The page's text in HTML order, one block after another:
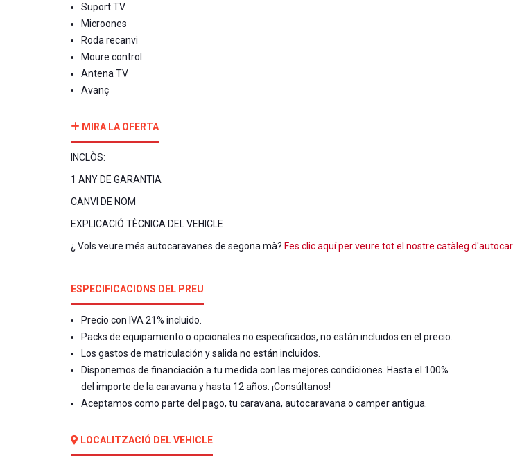
Suport TV
Microones
Roda recanvi
Moure control
Antena TV
Avanç
MIRA LA OFERTA
INCLÒS:
1 ANY DE GARANTIA
CANVI DE NOM
EXPLICACIÓ TÈCNICA DEL VEHICLE
¿ Vols veure més autocaravanes de segona mà? Fes clic aquí per veure tot el nostre catàleg
ESPECIFICACIONS DEL PREU
Precio con IVA 21% incluido.
Packs de equipamiento o opcionales no especificados, no están incluidos en el precio.
Los gastos de matriculación y salida no están incluidos.
Disponemos de financiación a tu medida con las mejores condiciones. Hasta el 100%
del importe de la caravana y hasta 12 años. ¡Consúltanos!
Aceptamos como parte del pago, tu caravana, autocaravana o camper antigua.
LOCALITZACIÓ DEL VEHICLE